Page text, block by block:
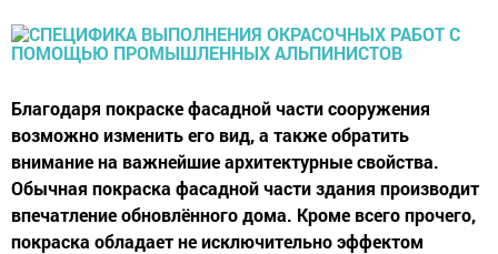
Благодаря покраске фасадной части сооружения
возможно изменить его вид, а также обратить
внимание на важнейшие архитектурные свойства.
Обычная покраска фасадной части здания производит
впечатление обновлённого дома. Кроме всего прочего,
покраска обладает не исключительно эффектом